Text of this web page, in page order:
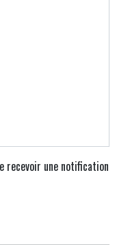
recevoir une notification